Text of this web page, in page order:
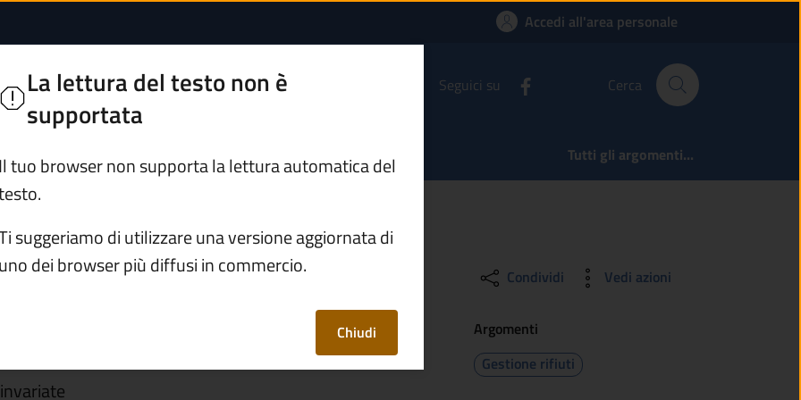
le giornate di raccolta rifiuti |
Accedi all'area personale
Pietro
Camonica "Civiltà delle pietre"
Seguici su Cerca
Servizi Vivere Ono San Pietro Tutti gli argomenti...
cambiano le giornate di raccolta rifiuti
le
rifiuti
Condividi Vedi azioni
La lettura del testo non è
supportata
Il tuo browser non supporta la lettura automatica del
suggeriamo di utilizzare una versione aggiornata di
uno dei browser più diffusi in commercio.
Chiudi
Argomenti
Gestione rifiuti